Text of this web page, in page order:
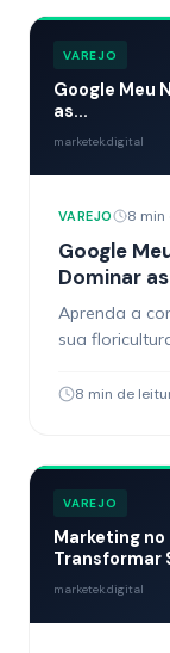
VAREJO
Google Meu
as...
marketek.digital
VAREJO 8 min
Google
Dominar
Aprenda a
sua
8 min de
VAREJO
Marketing
Transformar
marketek.digital